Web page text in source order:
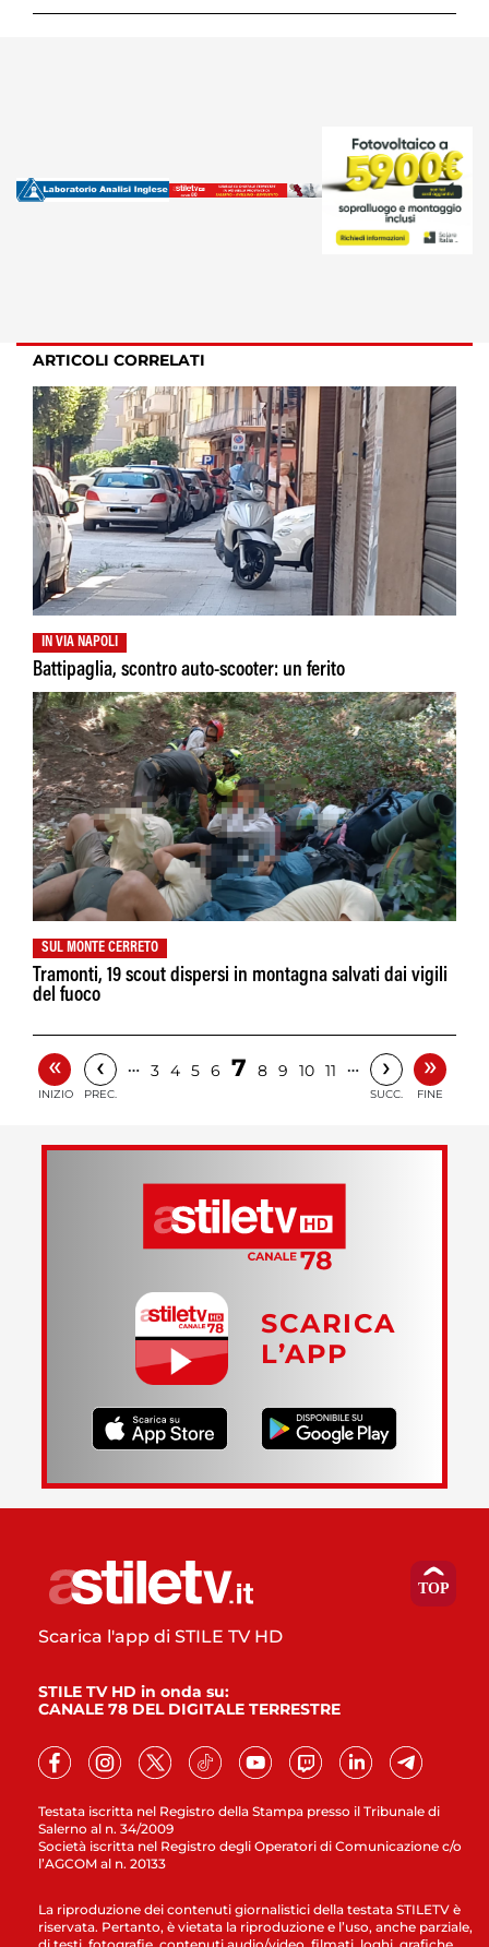
ARTICOLI CORRELATI
IN VIA NAPOLI
Battipaglia, scontro auto-scooter: un ferito
SUL MONTE CERRETO
Tramonti, 19 scout dispersi in montagna salvati dai vigili
del fuoco
«
INIZIO
‹
PREC.
… 3 4 5 6 7 8 9 10 11 … ›
SUCC.
»
FINE
SCARICA
L’APP
Testata iscritta nel Registro della Stampa presso il Tribunale di
Salerno al n. 34/2009
Società iscritta nel Registro degli Operatori di Comunicazione c/o
l’AGCOM al n. 20133
Scarica l'app di STILE TV HD
STILE TV HD in onda su:
CANALE 78 DEL DIGITALE TERRESTRE
La riproduzione dei contenuti giornalistici della testata STILETV è
riservata. Pertanto, è vietata la riproduzione e l’uso, anche parziale,